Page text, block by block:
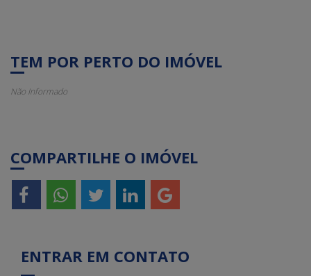
TEM POR PERTO DO IMÓVEL
Não Informado
COMPARTILHE O IMÓVEL
ENTRAR EM CONTATO